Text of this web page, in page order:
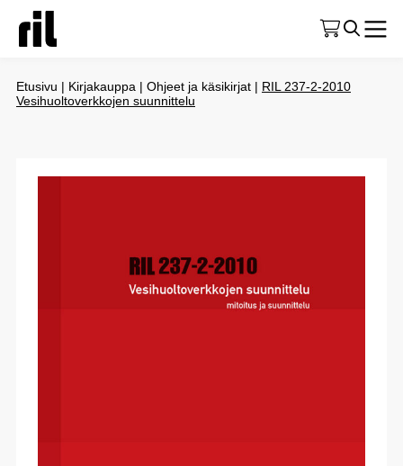
Etusivu | Kirjakauppa | Ohjeet ja käsikirjat | RIL 237-2-2010
Vesihuoltoverkkojen suunnittelu